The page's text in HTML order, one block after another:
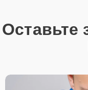
Оставьте